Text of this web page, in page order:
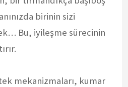
birinin sizi
Bu, iyileşme sürecinin
mekanizmaları, kumar